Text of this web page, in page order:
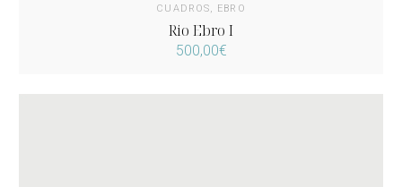
CUADROS, EBRO
Rio Ebro I
500,00€